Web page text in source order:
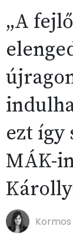
„A
ezt így
MÁK-
Kormos